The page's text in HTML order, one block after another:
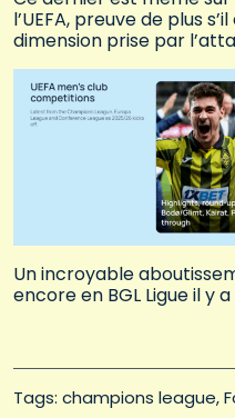
l’UEFA, preuve de plus
dimension prise par
Un incroyable
encore en BGL Ligue il y
Tags: champions league